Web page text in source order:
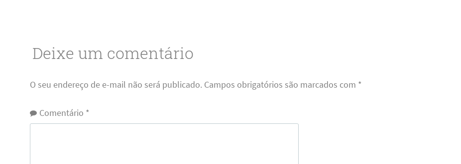
Deixe um comentário
O seu endereço de e-mail não será publicado. Campos obrigatórios são marcados com *
Comentário *